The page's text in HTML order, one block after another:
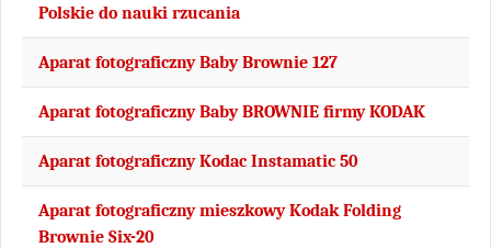
Polskie do nauki rzucania
Aparat fotograficzny Baby Brownie 127
Aparat fotograficzny Baby BROWNIE firmy KODAK
Aparat fotograficzny Kodac Instamatic 50
Aparat fotograficzny mieszkowy Kodak Folding
Brownie Six-20